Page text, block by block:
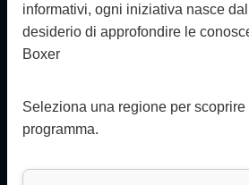
informativi, ogni iniziativa nasce
desiderio di approfondire le
Boxer
Seleziona una regione per scoprire
programma.